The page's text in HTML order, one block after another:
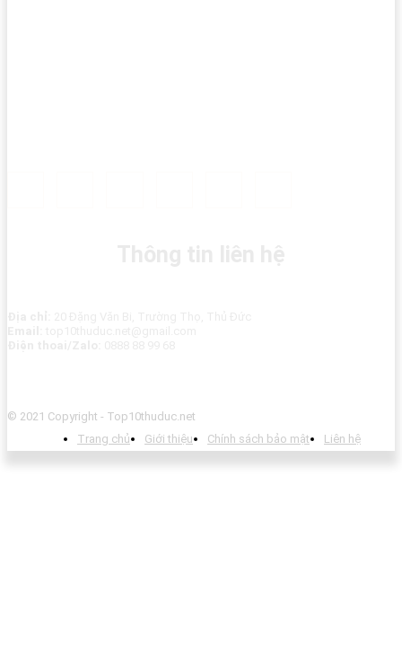
© 2021 Copyright - Top10thuduc.net
Trang chủ
Giới thiệu Chính sách bảo mật Liên hệ